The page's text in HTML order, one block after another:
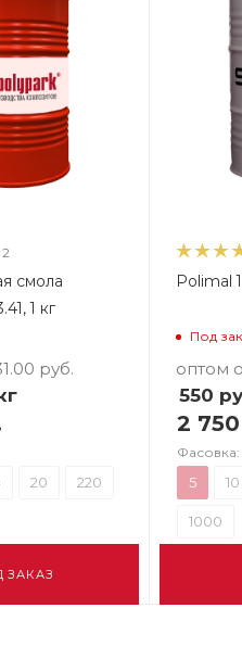
2
смола
1 кг
руб.
20 220
ЗАКАЗ
Polimal
Под
оптом
550
2
Фасовка:
5 10
1000